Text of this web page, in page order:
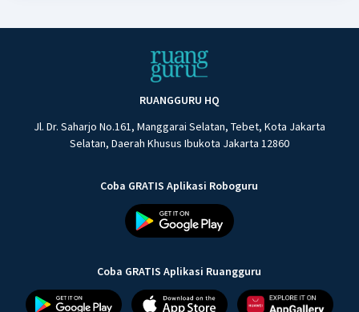
RUANGGURU HQ
Jl. Dr. Saharjo No.161, Manggarai Selatan, Tebet, Kota Jakarta
Selatan, Daerah Khusus Ibukota Jakarta 12860
Coba GRATIS Aplikasi Roboguru
Coba GRATIS Aplikasi Ruangguru